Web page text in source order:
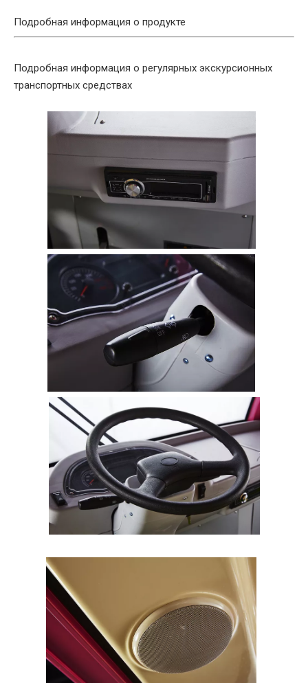
Подробная информация о продукте
Подробная информация о регулярных экскурсионных
транспортных средствах